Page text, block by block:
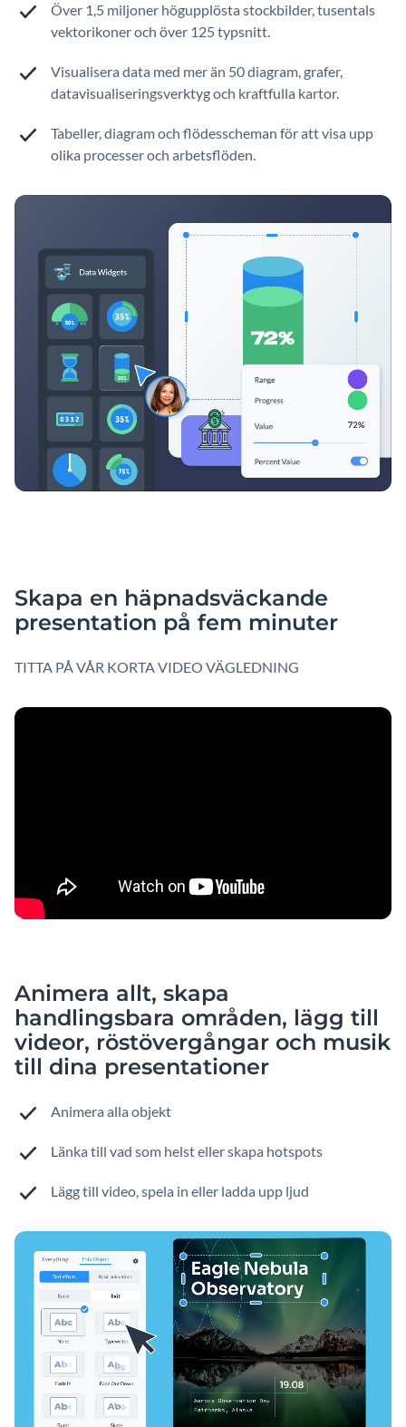
Över 1,5 miljoner högupplösta stockbilder, tusentals
vektorikoner och över 125 typsnitt.
Visualisera data med mer än 50 diagram, grafer,
datavisualiseringsverktyg och kraftfulla kartor.
Tabeller, diagram och flödesscheman för att visa upp
olika processer och arbetsflöden.
Skapa en häpnadsväckande
presentation på fem minuter
TITTA PÅ VÅR KORTA VIDEO VÄGLEDNING
Animera allt, skapa
handlingsbara områden, lägg till
videor, röstövergångar och musik
till dina presentationer
Animera alla objekt
Länka till vad som helst eller skapa hotspots
Lägg till video, spela in eller ladda upp ljud